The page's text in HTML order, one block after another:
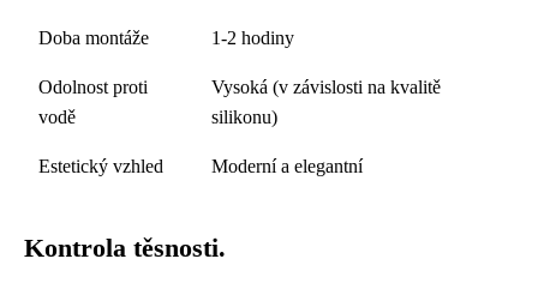
Doba montáže 1-2 hodiny
Odolnost proti
vodě
Vysoká (v závislosti na kvalitě
silikonu)
Estetický vzhled Moderní a elegantní
Kontrola těsnosti.